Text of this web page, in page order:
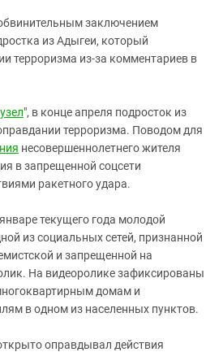
КАВКАЗ ЗА ПАЛЕСТИНУ
ИНАКОМЫСЛИЕ В ЧЕЧНЕ
ПРЕСЛЕДОВАНИЕ АКТИВИСТОВ
заключением
из Адыгеи, который
терроризма из-за комментариев в
", в конце апреля подросток из
терроризма. Поводом для
несовершеннолетнего жителя
в запрещенной соцсети
ракетного удара.
текущего года молодой
из социальных сетей, признанной
и запрещенной на
На видеоролике зафиксированы
домам и
в одном из населенных пунктов.
оправдывал действия